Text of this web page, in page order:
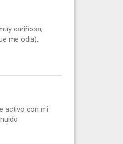
cariñosa,
me odia).
activo con mi